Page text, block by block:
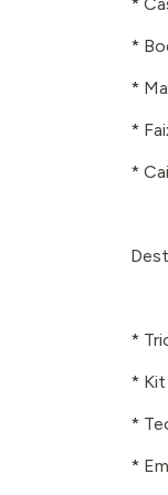
*
*
*
*
*
* Kit
*
*